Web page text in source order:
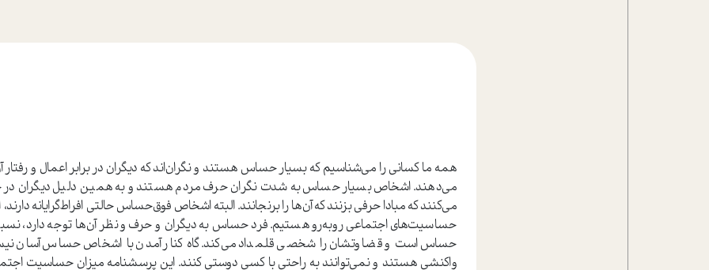
همه ما كساني را مي‌شناسيم كه بسيار حساس هستند و نگران‌اند كه ديگران در برابر اعمال و
مي‌دهند. اشخاص بسيار حساس به شدت نگران حرف مردم هستند و به همين دليل ديگران در
مي‌كنند كه مبادا حرفي بزنند كه آن‌ها را برنجانند. البته اشخاص فوق‌حساس حالتي افراط‌گرايانه دارند،
حساسيت‌هاي اجتماعي روبه‌رو هستيم. فرد حساس به ديگران و حرف و نظر آن‌ها توجه دارد،
حساس است و قضاوتشان را شخصي قلمداد مي‌كند. گاه كنار آمدن با اشخاص حساس آسان
واكنشي هستند و نمي‌توانند به راحتي با كسي دوستي كنند. اين پرسشنامه ميزان حساسيت